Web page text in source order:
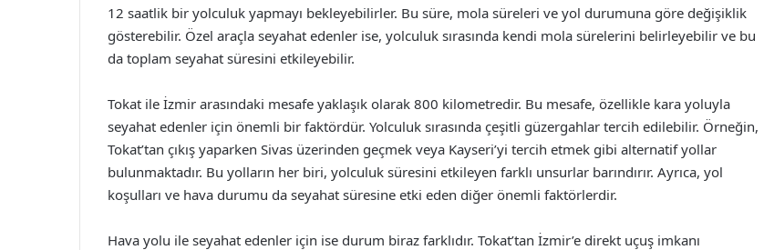
12 saatlik bir yolculuk yapmayı bekleyebilirler. Bu süre, mola süreleri ve yol durumuna göre değişiklik
gösterebilir. Özel araçla seyahat edenler ise, yolculuk sırasında kendi mola sürelerini belirleyebilir ve bu
da toplam seyahat süresini etkileyebilir.
Tokat ile İzmir arasındaki mesafe yaklaşık olarak 800 kilometredir. Bu mesafe, özellikle kara yoluyla
seyahat edenler için önemli bir faktördür. Yolculuk sırasında çeşitli güzergahlar tercih edilebilir. Örneğin,
Tokat’tan çıkış yaparken Sivas üzerinden geçmek veya Kayseri’yi tercih etmek gibi alternatif yollar
bulunmaktadır. Bu yolların her biri, yolculuk süresini etkileyen farklı unsurlar barındırır. Ayrıca, yol
koşulları ve hava durumu da seyahat süresine etki eden diğer önemli faktörlerdir.
Hava yolu ile seyahat edenler için ise durum biraz farklıdır. Tokat’tan İzmir’e direkt uçuş imkanı